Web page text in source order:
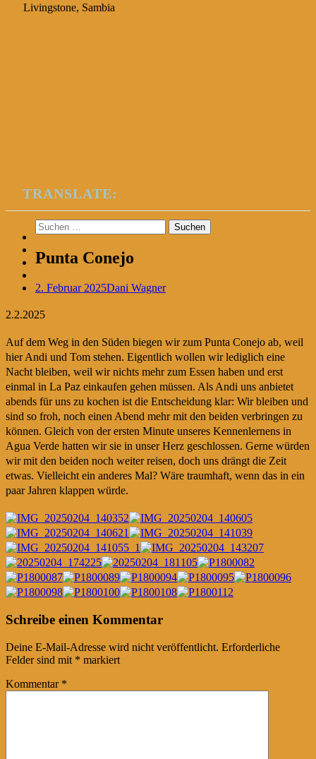
Livingstone, Sambia
TRANSLATE:
Suchen
nach:
Punta Conejo
2. Februar 2025Dani Wagner
2.2.2025
Auf dem Weg in den Süden biegen wir zum Punta Conejo ab, weil
hier Andi und Tom stehen. Eigentlich wollen wir lediglich eine
Nacht bleiben, weil wir nichts mehr zum Essen haben und erst
einmal in La Paz einkaufen gehen müssen. Als Andi uns anbietet
abends für uns zu kochen ist die Entscheidung klar: Wir bleiben und
sind so froh, noch einen Abend mehr mit den beiden verbringen zu
können. Gleich von der ersten Minute unseres Kennenlernens in
Agua Verde hatten wir sie in unser Herz geschlossen. Gerne würden
wir mit den beiden noch weiter reisen, doch uns drängt die Zeit
etwas. Vielleicht ein anderes Mal? Wäre traumhaft, wenn das in ein
paar Jahren klappen würde.
Post
navigation
←
→
Schreibe einen Kommentar
Deine E-Mail-Adresse wird nicht veröffentlicht. Erforderliche
Felder sind mit * markiert
Kommentar *